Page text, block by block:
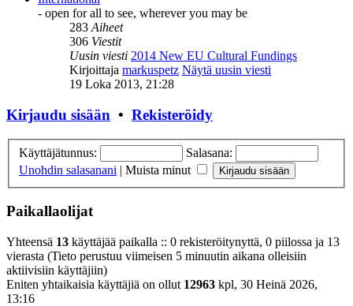
- open for all to see, wherever you may be
283Aiheet
306 Viestit
Uusin viesti 2014 New EU Cultural Fundings
Kirjoittaja markuspetz Näytä uusin viesti
19 Loka 2013, 21:28
Kirjaudu sisään • Rekisteröidy
Käyttäjätunnus:
Salasana:
Unohdin salasanani | Muista minut
Paikallaolijat
Yhteensä 13 käyttäjää paikalla :: 0 rekisteröitynyttä, 0 piilossa ja 13
vierasta (Tieto perustuu viimeisen 5 minuutin aikana olleisiin
aktiivisiin käyttäjiin)
Eniten yhtaikaisia käyttäjiä on ollut 12963 kpl, 30 Heinä 2026,
13:16